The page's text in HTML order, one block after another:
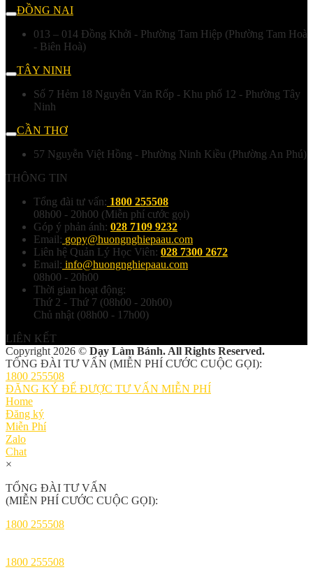
ĐỒNG NAI
013 – 014 Đồng Khởi - Phường Tam Hiệp (Phường Tam Hoà
- Biên Hoà)
TÂY NINH
Số 7 Hẻm 18 Nguyễn Văn Rốp - Khu phố 12 - Phường Tây
Ninh
CẦN THƠ
57 Nguyễn Việt Hồng - Phường Ninh Kiều (Phường An Phú)
THÔNG TIN
Tổng đài tư vấn: 1800 255508
08h00 - 20h00 (Miễn phí cước gọi)
Góp ý phản ánh: 028 7109 9232
Email: gopy@huongnghiepaau.com
Liên hệ Quản Lý Học Viên: 028 7300 2672
Email: info@huongnghiepaau.com
08h00 - 20h00
Thời gian hoạt động:
Thứ 2 - Thứ 7 (08h00 - 20h00)
Chủ nhật (08h00 - 17h00)
LIÊN KẾT
Copyright 2026 © Dạy Làm Bánh. All Rights Reserved.
TỔNG ĐÀI TƯ VẤN (MIỄN PHÍ CƯỚC CUỘC GỌI):
1800 255508
ĐĂNG KÝ ĐỂ ĐƯỢC TƯ VẤN MIỄN PHÍ
Home
Đăng ký
Miễn Phí
Zalo
Chat
×
TỔNG ĐÀI TƯ VẤN
(MIỄN PHÍ CƯỚC CUỘC GỌI):
1800 255508
1800 255508